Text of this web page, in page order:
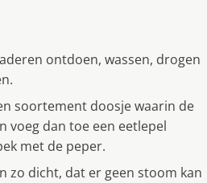
ontdoen, wassen, drogen
soortement doosje waarin de
voeg dan toe een eetlepel
met de peper.
zo dicht, dat er geen stoom kan